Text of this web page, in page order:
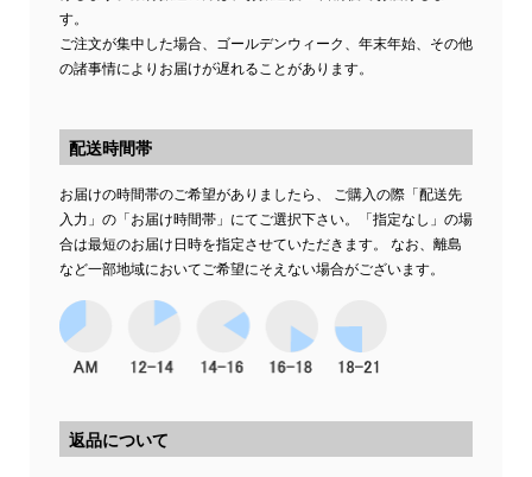
す。
ご注文が集中した場合、ゴールデンウィーク、年末年始、その他
の諸事情によりお届けが遅れることがあります。
配送時間帯
お届けの時間帯のご希望がありましたら、 ご購入の際「配送先
入力」の「お届け時間帯」にてご選択下さい。「指定なし」の場
合は最短のお届け日時を指定させていただきます。 なお、離島
など一部地域においてご希望にそえない場合がございます。
返品について